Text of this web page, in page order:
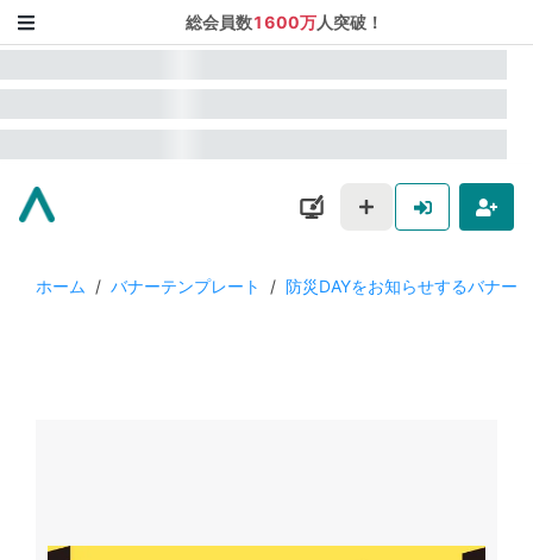
総会員数1600万人突破！
ホーム / バナーテンプレート / 防災DAYをお知らせするバナー